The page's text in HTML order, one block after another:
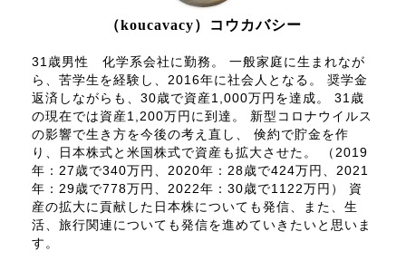
（koucavacy）コウカバシー
31歳男性 化学系会社に勤務。 一般家庭に生まれなが
ら、苦学生を経験し、2016年に社会人となる。 奨学金
返済しながらも、30歳で資産1,000万円を達成。 31歳
の現在では資産1,200万円に到達。 新型コロナウイルス
の影響で生き方を今後の考え直し、 倹約で貯金を作
り、日本株式と米国株式で資産も拡大させた。 （2019
年：27歳で340万円、2020年：28歳で424万円、2021
年：29歳で778万円、2022年：30歳で1122万円） 資
産の拡大に貢献した日本株についても発信、また、生
活、旅行関連についても発信を進めていきたいと思いま
す。